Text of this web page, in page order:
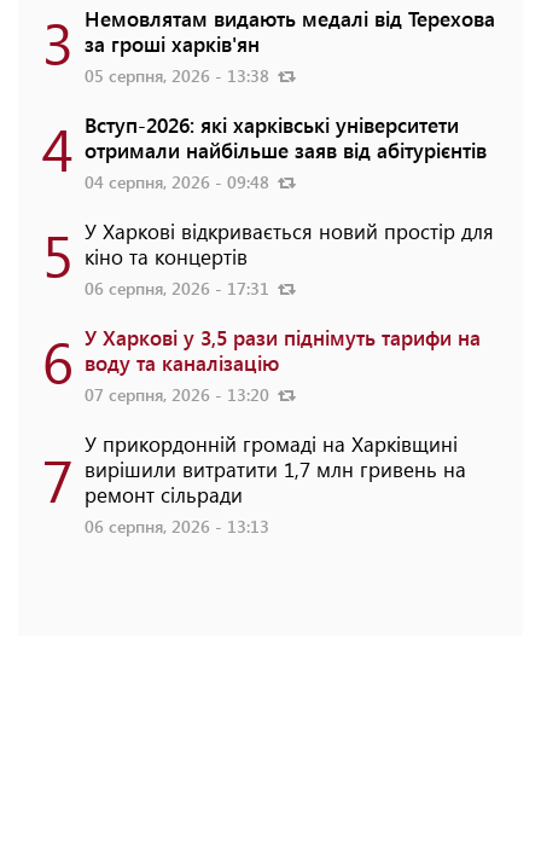
3 Немовлятам видають медалі від Терехова
за гроші харків'ян
05 серпня, 2026 - 13:38
4 Вступ-2026: які харківські університети
отримали найбільше заяв від абітурієнтів
04 серпня, 2026 - 09:48
5 У Харкові відкривається новий простір для
кіно та концертів
06 серпня, 2026 - 17:31
6 У Харкові у 3,5 рази піднімуть тарифи на
воду та каналізацію
07 серпня, 2026 - 13:20
7 У прикордонній громаді на Харківщині
вирішили витратити 1,7 млн гривень на
ремонт сільради
06 серпня, 2026 - 13:13